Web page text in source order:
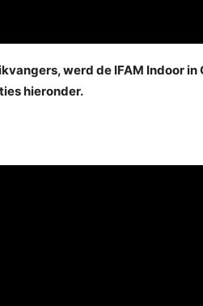
werd de IFAM Indoor
hieronder.